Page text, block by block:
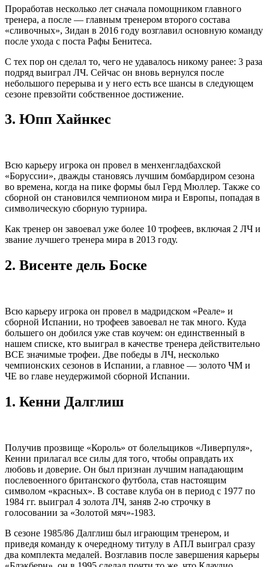
Проработав несколько лет сначала помощником главного
тренера, а после — главным тренером второго состава
«сливочных», Зидан в 2016 году возглавил основную команду
после ухода с поста Рафы Бенитеса.
С тех пор он сделал то, чего не удавалось никому ранее: 3 раза
подряд выиграл ЛЧ. Сейчас он вновь вернулся после
небольшого перерыва и у него есть все шансы в следующем
сезоне превзойти собственное достижение.
3. Юпп Хайнкес
Всю карьеру игрока он провел в менхенгладбахской
«Боруссии», дважды становясь лучшим бомбардиром сезона
во времена, когда на пике формы был Герд Мюллер. Также со
сборной он становился чемпионом мира и Европы, попадая в
символическую сборную турнира.
Как тренер он завоевал уже более 10 трофеев, включая 2 ЛЧ и
звание лучшего тренера мира в 2013 году.
2. Висенте дель Боске
Всю карьеру игрока он провел в мадридском «Реале» и
сборной Испании, но трофеев завоевал не так много. Куда
большего он добился уже став коучем: он единственный в
нашем списке, кто выиграл в качестве тренера действительно
ВСЕ значимые трофеи. Две победы в ЛЧ, несколько
чемпионских сезонов в Испании, а главное — золото ЧМ и
ЧЕ во главе неудержимой сборной Испании.
1. Кенни Далглиш
Получив прозвище «Король» от болельщиков «Ливерпуля»,
Кенни прилагал все силы для того, чтобы оправдать их
любовь и доверие. Он был признан лучшим нападающим
послевоенного британского футбола, став настоящим
символом «красных». В составе клуба он в период с 1977 по
1984 гг. выиграл 4 золота ЛЧ, заняв 2-ю строчку в
голосовании за «Золотой мяч»-1983.
В сезоне 1985/86 Далглиш был играющим тренером, и
приведя команду к очередному титулу в АПЛ выиграл сразу
два комплекта медалей. Возглавив после завершения карьеры